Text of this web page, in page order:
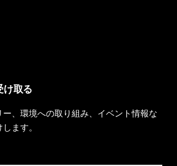
け取る
、環境への取り組み、イベント情報な
ます。